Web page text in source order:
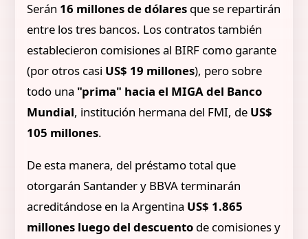
Serán 16 millones de dólares que se repartirán
entre los tres bancos. Los contratos también
establecieron comisiones al BIRF como garante
(por otros casi US$ 19 millones), pero sobre
todo una "prima" hacia el MIGA del Banco
Mundial, institución hermana del FMI, de US$
105 millones.
De esta manera, del préstamo total que
otorgarán Santander y BBVA terminarán
acreditándose en la Argentina US$ 1.865
millones luego del descuento de comisiones y